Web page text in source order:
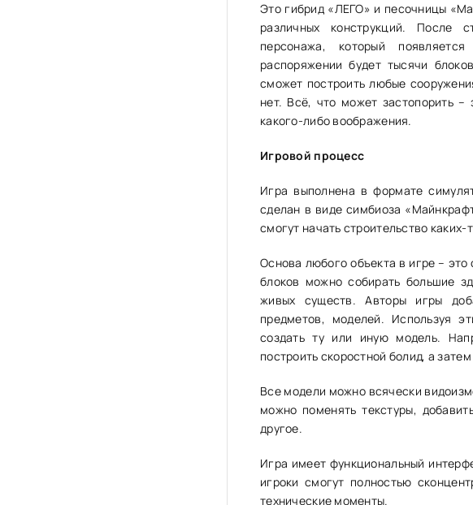
Это гибрид «ЛЕГО» и песочницы
различных конструкций. После
персонажа, который
распоряжении будет тысячи
сможет построить любые
нет. Всё, что может застопорить –
какого-либо воображения.
Игровой процесс
Игра выполнена в формате
сделан в виде симбиоза
смогут начать строительство
Основа любого объекта в игре –
блоков можно собирать большие
живых существ. Авторы игры
предметов, моделей. Используя
создать ту или иную модель.
построить скоростной болид, а
Все модели можно всячески
можно поменять текстуры,
другое.
Игра имеет функциональный
игроки смогут полностью
технические моменты.